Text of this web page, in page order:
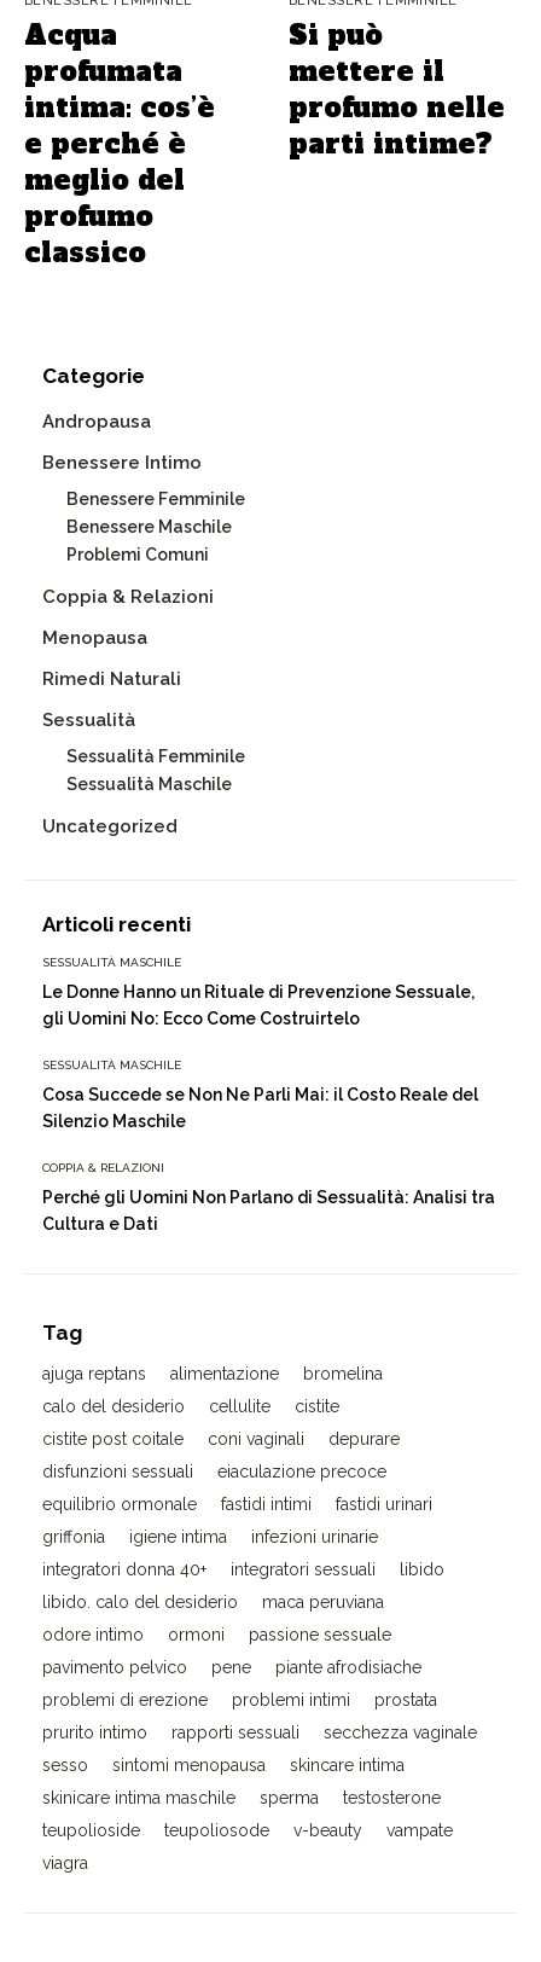
Acqua
profumata
intima: cos’è
e perché è
meglio del
profumo
classico
Si può
mettere il
profumo nelle
parti intime?
Categorie
Andropausa
Benessere Intimo
Benessere Femminile
Benessere Maschile
Problemi Comuni
Coppia & Relazioni
Menopausa
Rimedi Naturali
Sessualità
Sessualità Femminile
Sessualità Maschile
Uncategorized
Articoli recenti
SESSUALITÀ MASCHILE
Le Donne Hanno un Rituale di Prevenzione Sessuale,
gli Uomini No: Ecco Come Costruirtelo
SESSUALITÀ MASCHILE
Cosa Succede se Non Ne Parli Mai: il Costo Reale del
Silenzio Maschile
COPPIA & RELAZIONI
Perché gli Uomini Non Parlano di Sessualità: Analisi tra
Cultura e Dati
Tag
ajuga reptans alimentazione
bromelina
calo del desiderio
cellulite
cistite
cistite post coitale
coni vaginali
depurare
disfunzioni sessuali
eiaculazione precoce
equilibrio ormonale
fastidi intimi
fastidi urinari
griffonia
igiene intima
infezioni urinarie
integratori donna 40+
integratori sessuali
libido
libido. calo del desiderio
maca peruviana
odore intimo
ormoni
passione sessuale
pavimento pelvico
pene
piante afrodisiache
problemi di erezione
problemi intimi
prostata
prurito intimo
rapporti sessuali
secchezza vaginale
sesso
sintomi menopausa
skincare intima
skinicare intima maschile
sperma
testosterone
teupolioside
teupoliosode v-beauty
vampate
viagra